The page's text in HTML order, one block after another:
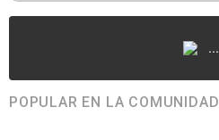
...
POPULAR EN LA COMUNIDAD